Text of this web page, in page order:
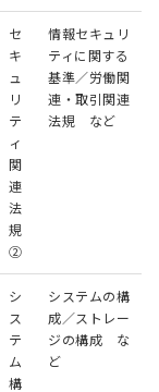
セ
キ
ュ
リ
テ
ィ
関
連
法
規
②
情報セキュリ
ティに関する
基準／労働関
連・取引関連
法規 など
シ
ス
テ
ム
構
システムの構
成／ストレー
ジの構成 な
ど